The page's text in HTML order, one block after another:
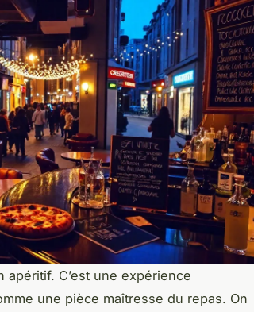
apéritif. C’est une expérience
une pièce maîtresse du repas. On